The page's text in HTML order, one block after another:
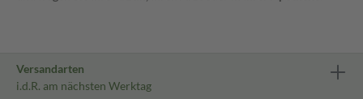
Versandarten
i.d.R. am nächsten Werktag